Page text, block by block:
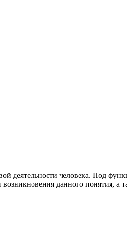
деятельности человека. Под
данного понятия,